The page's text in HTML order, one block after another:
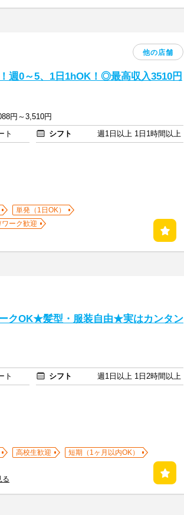
他の店舗
週0～5、1日1hOK！◎最高収入3510円
円～3,510円
ト シフト
週1日以上 1日1時間以上
単発（1日OK）
ーク歓迎
ークOK★髪型・服装自由★実はカンタン
ト シフト
週1日以上 1日2時間以上
高校生歓迎
短期（1ヶ月以内OK）
る